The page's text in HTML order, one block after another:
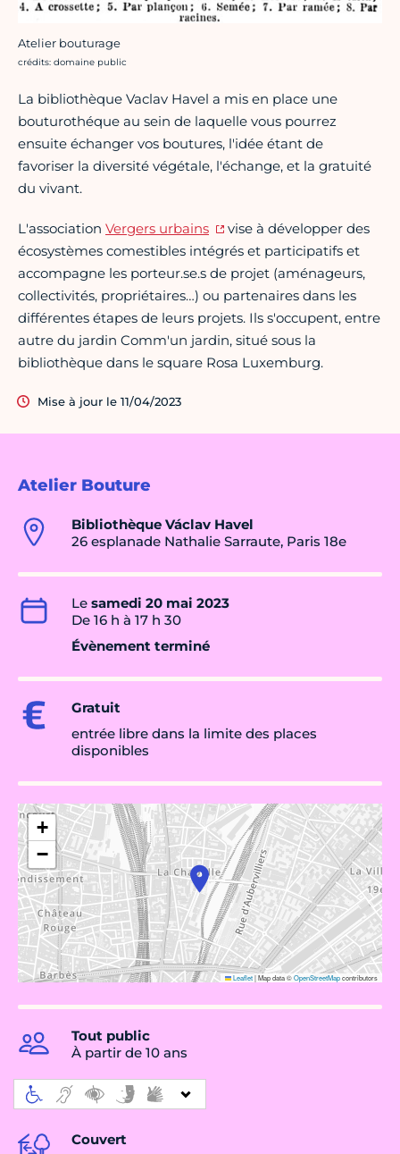
Atelier Bouture
Bibliothèque Václav Havel
26 esplanade Nathalie Sarraute, Paris 18e
Le samedi 20 mai 2023
De 16 h à 17 h 30
Évènement terminé
Gratuit
entrée libre dans la limite des places
disponibles
+
−
Leaflet|Map data ©OpenStreetMapcontributors
Tout public
À partir de 10 ans
Couvert
Atelier bouturage
Crédit photo :
crédits: domaine public
La bibliothèque Vaclav Havel a mis en place une
bouturothéque au sein de laquelle vous pourrez
ensuite échanger vos boutures, l'idée étant de
favoriser la diversité végétale, l'échange, et la gratuité
du vivant.
L'association Vergers urbains
vise à développer des
écosystèmes comestibles intégrés et participatifs et
accompagne les porteur.se.s de projet (aménageurs,
collectivités, propriétaires…) ou partenaires dans les
différentes étapes de leurs projets. Ils s'occupent, entre
autre du jardin Comm'un jardin, situé sous la
bibliothèque dans le square Rosa Luxemburg.
Mise à jour le 11/04/2023